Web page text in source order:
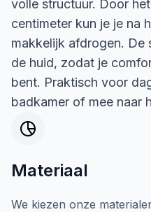
volle structuur. Door
centimeter kun je je na
makkelijk afdrogen.
de huid, zodat je
bent. Praktisch voor
badkamer of mee naar
Materiaal
We kiezen onze